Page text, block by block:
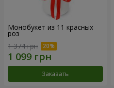
Монобукет из 11 красных
роз
1 374 грн
Заказать